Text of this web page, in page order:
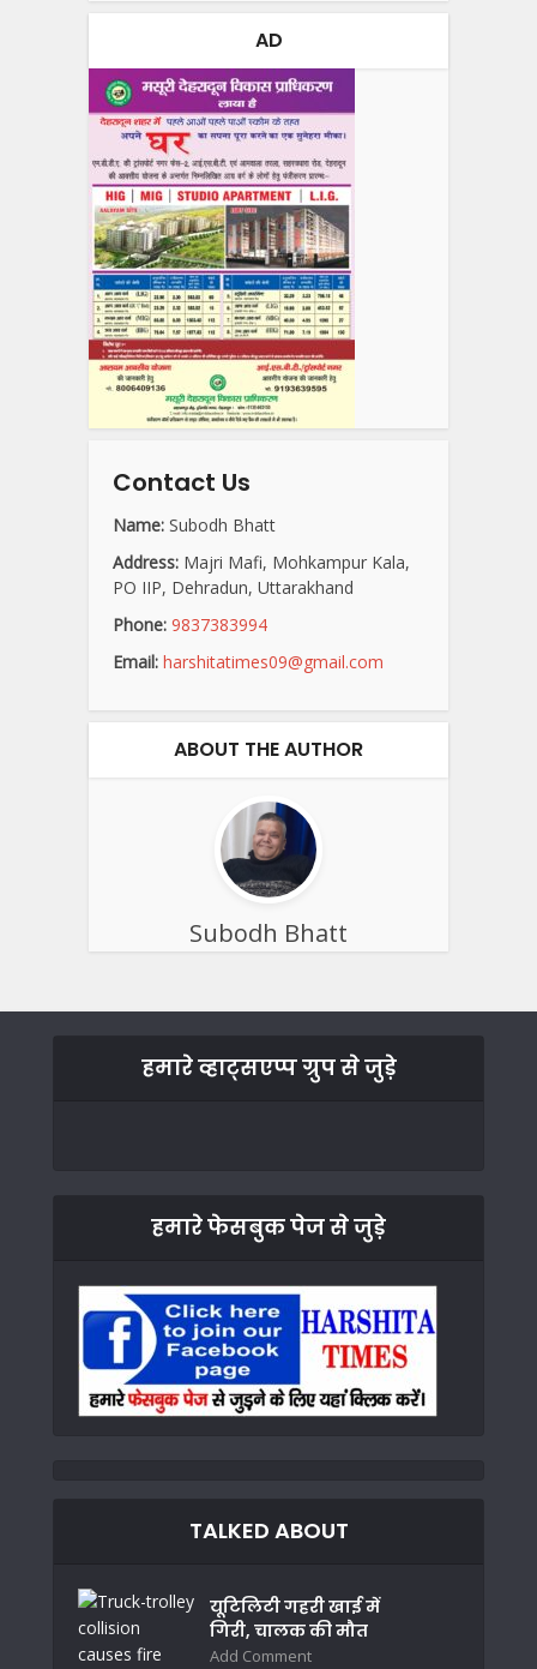
AD
Contact Us
Name: Subodh Bhatt
Address: Majri Mafi, Mohkampur Kala,
PO IIP, Dehradun, Uttarakhand
Phone: 9837383994
Email: harshitatimes09@gmail.com
ABOUT THE AUTHOR
Subodh Bhatt
हमारे व्हाट्सएप्प ग्रुप से जुड़े
हमारे फेसबुक पेज से जुड़े
TALKED ABOUT
यूटिलिटी गहरी खाई में
गिरी, चालक की मौत
Add Comment